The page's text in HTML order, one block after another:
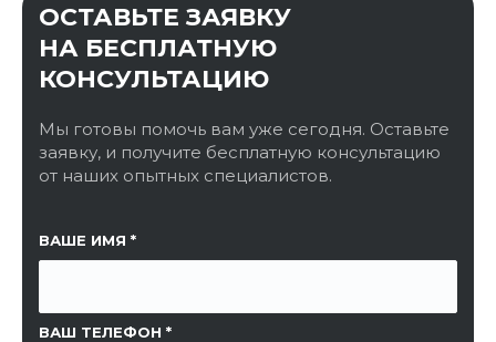
ОСТАВЬТЕ ЗАЯВКУ
НА БЕСПЛАТНУЮ
КОНСУЛЬТАЦИЮ
Мы готовы помочь вам уже сегодня. Оставьте
заявку, и получите бесплатную консультацию
от наших опытных специалистов.
ВАШЕ ИМЯ
ВАШ ТЕЛЕФОН
ССЫЛКА НА СТРАНИЦУ